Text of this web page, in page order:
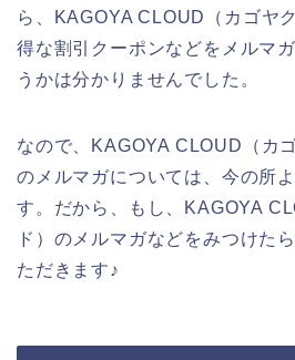
ら、KAGOYA CLOUD（カゴヤ
得な割引クーポンなどをメルマ
うかは分かりませんでした。
なので、KAGOYA CLOUD（カ
のメルマガについては、今の所
す。だから、もし、KAGOYA
ド）のメルマガなどをみつけた
ただきます♪